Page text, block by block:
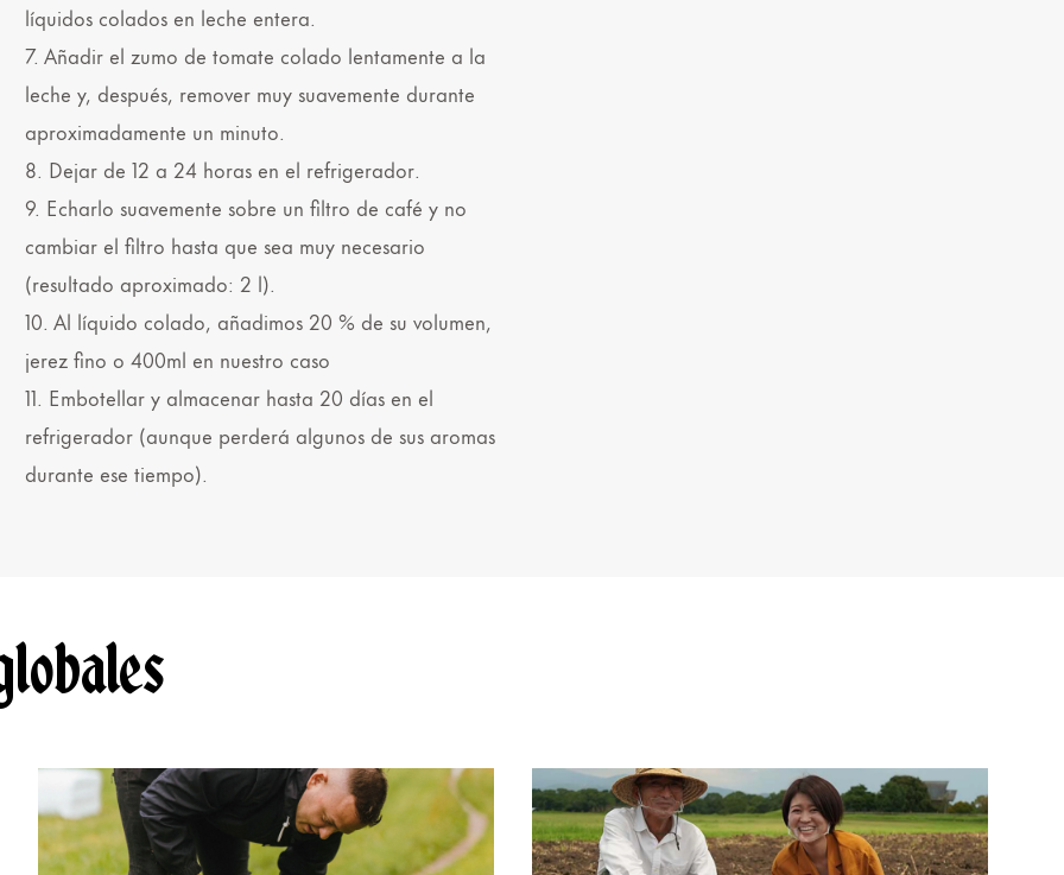
líquidos colados en leche entera.
7. Añadir el zumo de tomate colado lentamente a la
leche y, después, remover muy suavemente durante
aproximadamente un minuto.
8. Dejar de 12 a 24 horas en el refrigerador.
9. Echarlo suavemente sobre un filtro de café y no
cambiar el filtro hasta que sea muy necesario
(resultado aproximado: 2 l).
10. Al líquido colado, añadimos 20 % de su volumen,
jerez fino o 400ml en nuestro caso
11. Embotellar y almacenar hasta 20 días en el
refrigerador (aunque perderá algunos de sus aromas
durante ese tiempo).